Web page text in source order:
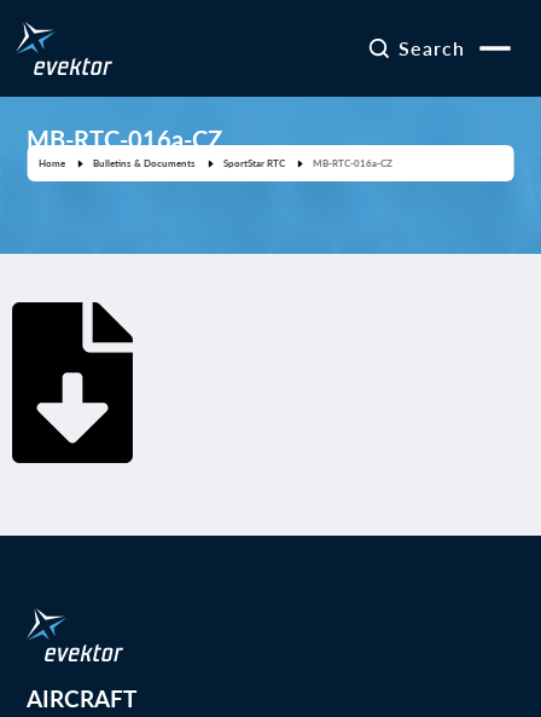
Search
MB-RTC-016a-CZ
Home Bulletins & Documents SportStar RTC MB-RTC-016a-CZ
AIRCRAFT